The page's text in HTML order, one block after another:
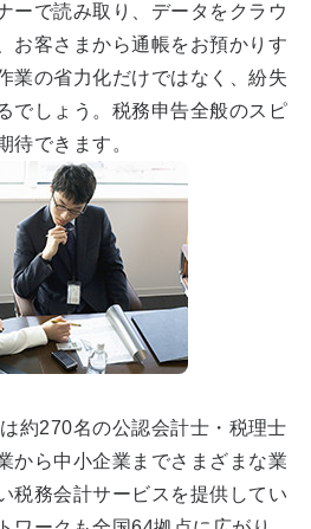
ーで読み取り、データをクラウ
お客さまから通帳をお預かりす
業の省力化だけではなく、紛失
でしょう。税務申告全般のスピ
待できます。
約270名の公認会計士・税理士
から中小企業までさまざまな業
税務会計サービスを提供してい